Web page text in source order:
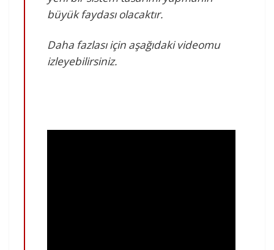
büyük faydası olacaktır.
Daha fazlası için aşağıdaki videomu
izleyebilirsiniz.